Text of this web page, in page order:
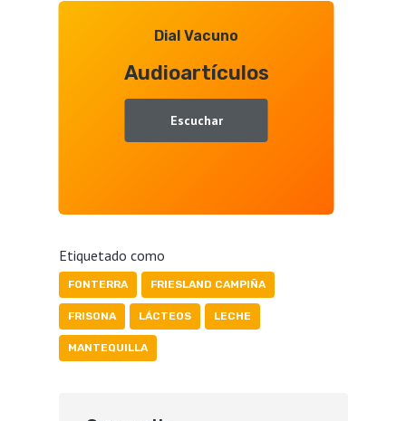
Dial Vacuno
Audioartículos
Escuchar
Etiquetado como
FONTERRA FRIESLAND CAMPIÑA
FRISONA LÁCTEOS LECHE
MANTEQUILLA